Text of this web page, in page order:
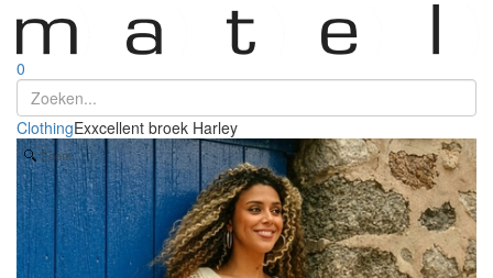
0
ClothingExxcellent broek Harley
Zoom